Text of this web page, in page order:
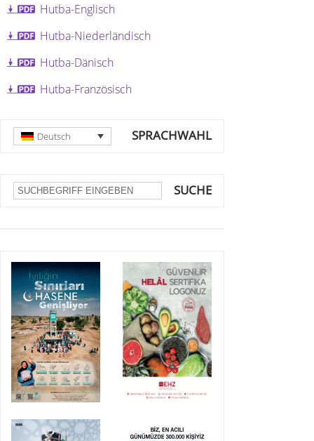
Hutba-Englisch
Hutba-Niederländisch
Hutba-Dänisch
Hutba-Französisch
SPRACHWAHL
Deutsch
SUCHE